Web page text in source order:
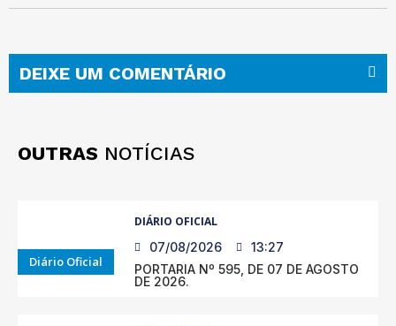
DEIXE UM COMENTÁRIO
OUTRAS NOTÍCIAS
Diário Oficial
DIÁRIO OFICIAL
07/08/2026
13:27
PORTARIA Nº 595, DE 07 DE AGOSTO
DE 2026.